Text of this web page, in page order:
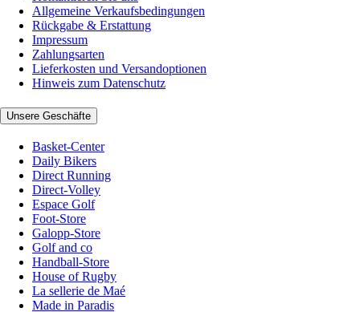
Allgemeine Verkaufsbedingungen
Rückgabe & Erstattung
Impressum
Zahlungsarten
Lieferkosten und Versandoptionen
Hinweis zum Datenschutz
Unsere Geschäfte
Basket-Center
Daily Bikers
Direct Running
Direct-Volley
Espace Golf
Foot-Store
Galopp-Store
Golf and co
Handball-Store
House of Rugby
La sellerie de Maé
Made in Paradis